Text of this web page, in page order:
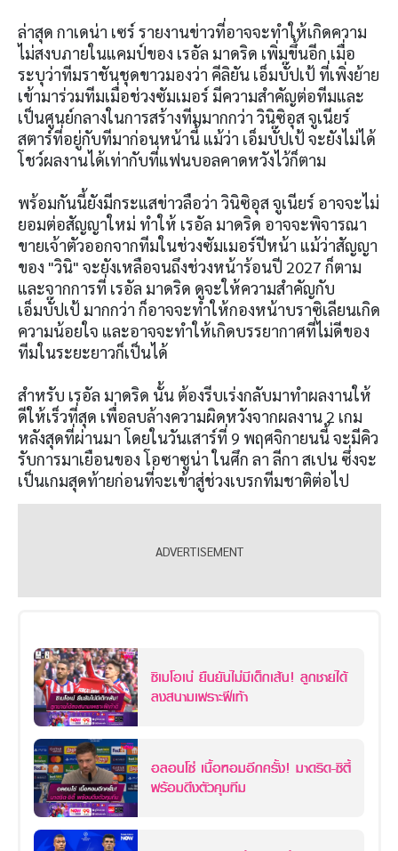
ล่าสุด กาเดน่า เซร์ รายงานข่าวที่อาจจะทำให้เกิดความ
ไม่สงบภายในแคมป์ของ เรอัล มาดริด เพิ่มขึ้นอีก เมื่อ
ระบุว่าทีมราชันชุดขาวมองว่า คีลิยัน เอ็มบั๊ปเป้ ที่เพิ่งย้าย
เข้ามาร่วมทีมเมื่อช่วงซัมเมอร์ มีความสำคัญต่อทีมและ
เป็นศูนย์กลางในการสร้างทีมมากกว่า วินิซิอุส จูเนียร์
สตาร์ที่อยู่กับทีมาก่อนหน้านี้ แม้ว่า เอ็มบั๊ปเป้ จะยังไม่ได้
โชว์ผลงานได้เท่ากับที่แฟนบอลคาดหวังไว้ก็ตาม
พร้อมกันนี้ยังมีกระแสข่าวลือว่า วินิซิอุส จูเนียร์ อาจจะไม่
ยอมต่อสัญญาใหม่ ทำให้ เรอัล มาดริด อาจจะพิจารณา
ขายเจ้าตัวออกจากทีมในช่วงซัมเมอร์ปีหน้า แม้ว่าสัญญา
ของ "วินิ" จะยังเหลือจนถึงช่วงหน้าร้อนปี 2027 ก็ตาม
และจากการที่ เรอัล มาดริด ดูจะให้ความสำคัญกับ
เอ็มบั๊ปเป้ มากกว่า ก็อาจจะทำให้กองหน้าบราซิเลียนเกิด
ความน้อยใจ และอาจจะทำให้เกิดบรรยากาศที่ไม่ดีของ
ทีมในระยะยาวก็เป็นได้
สำหรับ เรอัล มาดริด นั้น ต้องรีบเร่งกลับมาทำผลงานให้
ดีให้เร็วที่สุด เพื่อลบล้างความผิดหวังจากผลงาน 2 เกม
หลังสุดที่ผ่านมา โดยในวันเสาร์ที่ 9 พฤศจิกายนนี้ จะมีคิว
รับการมาเยือนของ โอซาซูน่า ในศึก ลา ลีกา สเปน ซึ่งจะ
เป็นเกมสุดท้ายก่อนที่จะเข้าสู่ช่วงเบรกทีมชาติต่อไป
ซิเมโอเน่ ยืนยันไม่มีเด็กเส้น! ลูกชายได้
ลงสนามเพราะฝีเท้า
อลอนโซ่ เนื้อหอมอีกครั้ง! มาดริด-ซิตี้
พร้อมดึงตัวคุมทีม